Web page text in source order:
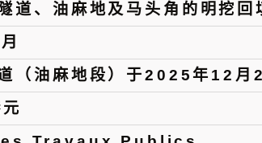
道、油麻地及马头角的明挖
（油麻地段）于2025年12月